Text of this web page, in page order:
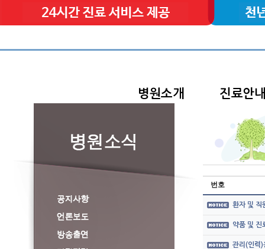
병원소개 진료안내
번호
환자 및 직
약품 및 진
관리(인력)